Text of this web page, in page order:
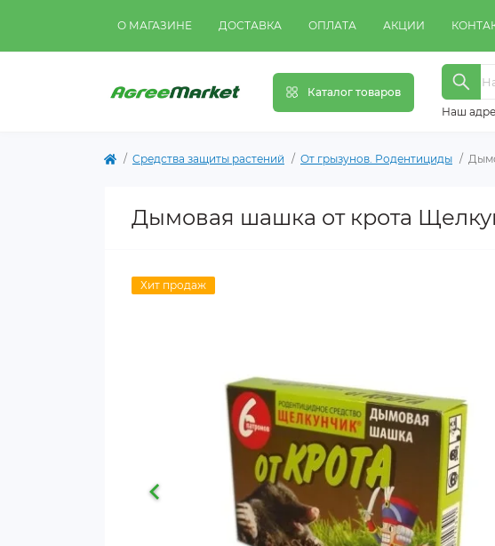
О МАГАЗИНЕ ДОСТАВКА ОПЛАТА АКЦИИ
Каталог товаров
Наш
Cредства защиты растений От грызунов. Родентициды
Дымовая шашка от крота
Хит продаж